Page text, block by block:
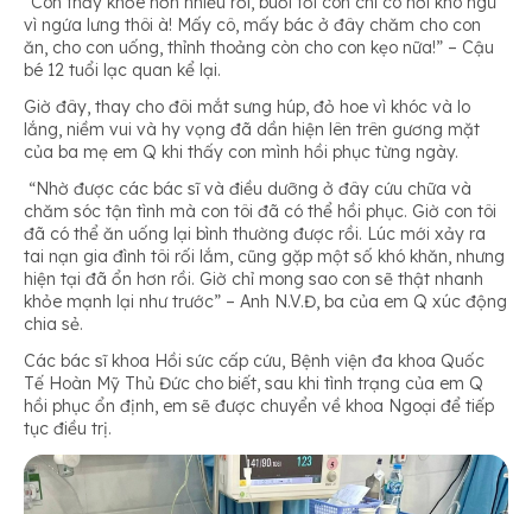
vì ngứa lưng thôi à! Mấy cô, mấy bác ở đây chăm cho con
ăn, cho con uống, thỉnh thoảng còn cho con kẹo nữa!” – Cậu
bé 12 tuổi lạc quan kể lại.
Giờ đây, thay cho đôi mắt sưng húp, đỏ hoe vì khóc và lo
lắng, niềm vui và hy vọng đã dần hiện lên trên gương mặt
của ba mẹ em Q khi thấy con mình hồi phục từng ngày.
“Nhờ được các bác sĩ và điều dưỡng ở đây cứu chữa và
chăm sóc tận tình mà con tôi đã có thể hồi phục. Giờ con tôi
đã có thể ăn uống lại bình thường được rồi. Lúc mới xảy ra
tai nạn gia đình tôi rối lắm, cũng gặp một số khó khăn, nhưng
hiện tại đã ổn hơn rồi. Giờ chỉ mong sao con sẽ thật nhanh
khỏe mạnh lại như trước” – Anh N.V.Đ, ba của em Q xúc động
chia sẻ.
Các bác sĩ khoa Hồi sức cấp cứu, Bệnh viện đa khoa Quốc
Tế Hoàn Mỹ Thủ Đức cho biết, sau khi tình trạng của em Q
hồi phục ổn định, em sẽ được chuyển về khoa Ngoại để tiếp
tục điều trị.